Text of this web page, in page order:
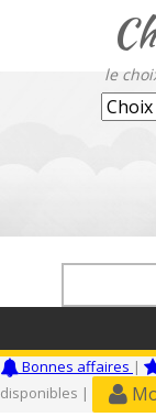
le
Bonnes affaires |
disponibles |